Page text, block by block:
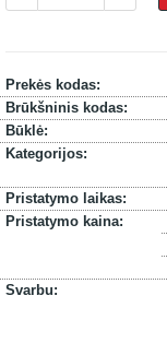
Prekės kodas:
Brūkšninis kodas:
Būklė:
Kategorijos:
Pristatymo laikas:
Pristatymo kaina:
Svarbu: